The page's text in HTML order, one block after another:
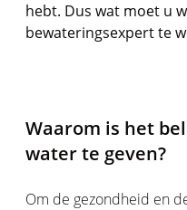
hebt. Dus wat moet u
bewateringsexpert te
Waarom is het
water te geven?
Om de gezondheid en